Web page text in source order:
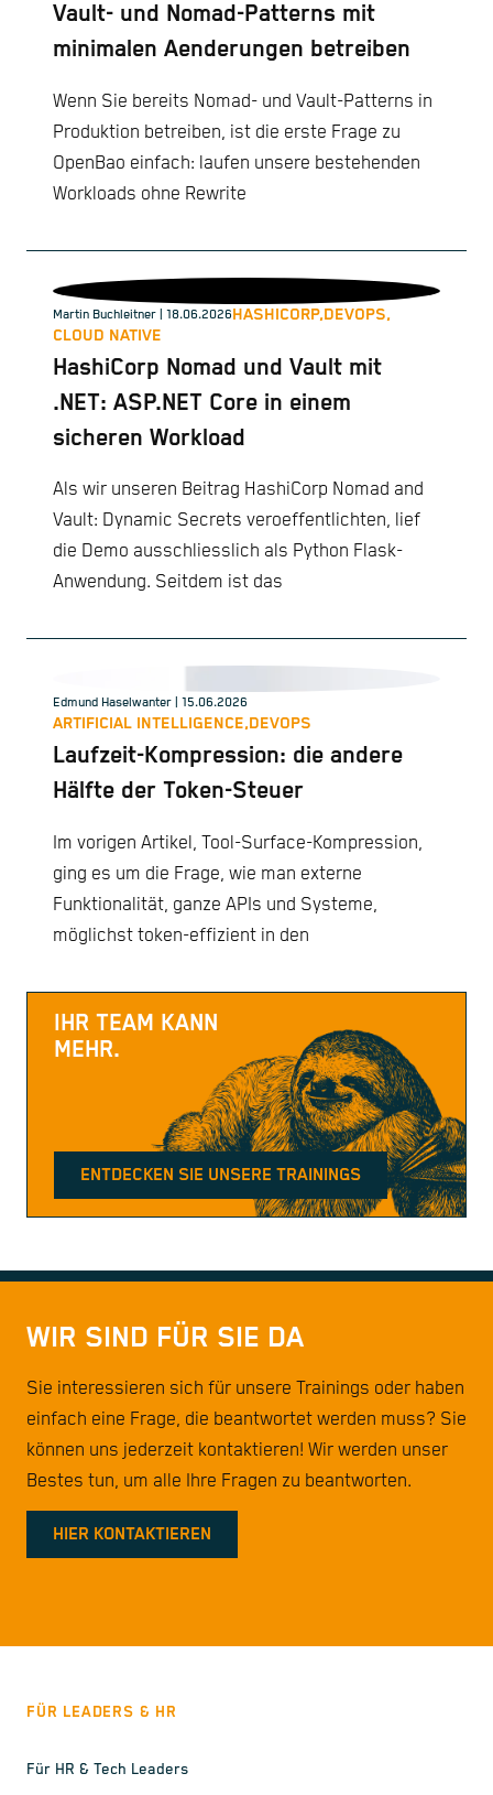
Vault- und Nomad-Patterns mit
minimalen Aenderungen betreiben
Wenn Sie bereits Nomad- und Vault-Patterns in
Produktion betreiben, ist die erste Frage zu
OpenBao einfach: laufen unsere bestehenden
Workloads ohne Rewrite
Martin Buchleitner | 18.06.2026HASHICORP,DEVOPS,
CLOUD NATIVE
HashiCorp Nomad und Vault mit
.NET: ASP.NET Core in einem
sicheren Workload
Als wir unseren Beitrag HashiCorp Nomad and
Vault: Dynamic Secrets veroeffentlichten, lief
die Demo ausschliesslich als Python Flask-
Anwendung. Seitdem ist das
Edmund Haselwanter | 15.06.2026
ARTIFICIAL INTELLIGENCE,DEVOPS
Laufzeit-Kompression: die andere
Hälfte der Token-Steuer
Im vorigen Artikel, Tool-Surface-Kompression,
ging es um die Frage, wie man externe
Funktionalität, ganze APIs und Systeme,
möglichst token-effizient in den
IHR TEAM KANN
MEHR.
ENTDECKEN SIE UNSERE TRAININGS
WIR SIND FÜR SIE DA
Sie interessieren sich für unsere Trainings oder haben
einfach eine Frage, die beantwortet werden muss? Sie
können uns jederzeit kontaktieren! Wir werden unser
Bestes tun, um alle Ihre Fragen zu beantworten.
HIER KONTAKTIEREN
FÜR LEADERS & HR
Für HR & Tech Leaders